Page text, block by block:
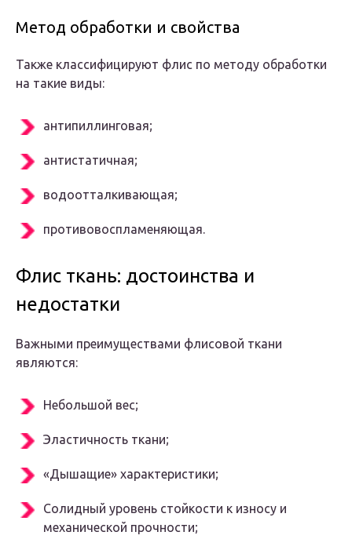
Метод обработки и свойства
Также классифицируют флис по методу обработки
на такие виды:
антипиллинговая;
антистатичная;
водоотталкивающая;
противовоспламеняющая.
Флис ткань: достоинства и
недостатки
Важными преимуществами флисовой ткани
являются:
Небольшой вес;
Эластичность ткани;
«Дышащие» характеристики;
Солидный уровень стойкости к износу и
механической прочности;